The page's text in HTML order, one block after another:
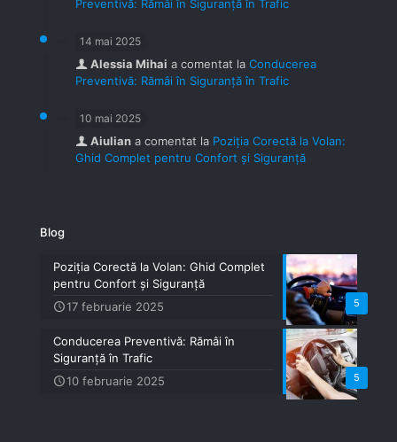
Preventivă: Rămâi în Siguranță în Trafic
14 mai 2025
Alessia Mihai a comentat la Conducerea
Preventivă: Rămâi în Siguranță în Trafic
10 mai 2025
Aiulian a comentat la Poziția Corectă la Volan:
Ghid Complet pentru Confort și Siguranță
Blog
5
Poziția Corectă la Volan: Ghid Complet
pentru Confort și Siguranță
17 februarie 2025
5
Conducerea Preventivă: Rămâi în
Siguranță în Trafic
10 februarie 2025